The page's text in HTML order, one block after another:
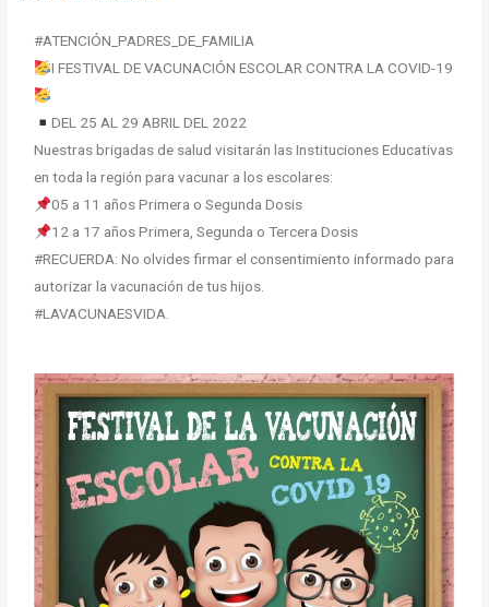
#ATENCIÓN_PADRES_DE_FAMILIA
I FESTIVAL DE VACUNACIÓN ESCOLAR CONTRA LA COVID-19
DEL 25 AL 29 ABRIL DEL 2022
Nuestras brigadas de salud visitarán las Instituciones Educativas
en toda la región para vacunar a los escolares:
05 a 11 años Primera o Segunda Dosis
12 a 17 años Primera, Segunda o Tercera Dosis
#RECUERDA: No olvides firmar el consentimiento informado para
autorizar la vacunación de tus hijos.
#LAVACUNAESVIDA.